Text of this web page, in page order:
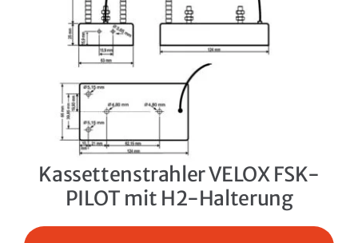
Kassettenstrahler VELOX FSK-
PILOT mit H2-Halterung